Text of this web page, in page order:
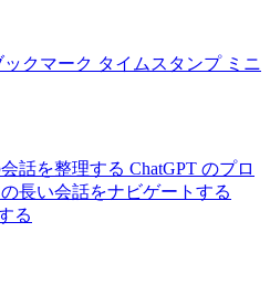
ックマーク タイムスタンプ ミニ
話を整理する ChatGPT のプロ
の長い会話をナビゲートする
る